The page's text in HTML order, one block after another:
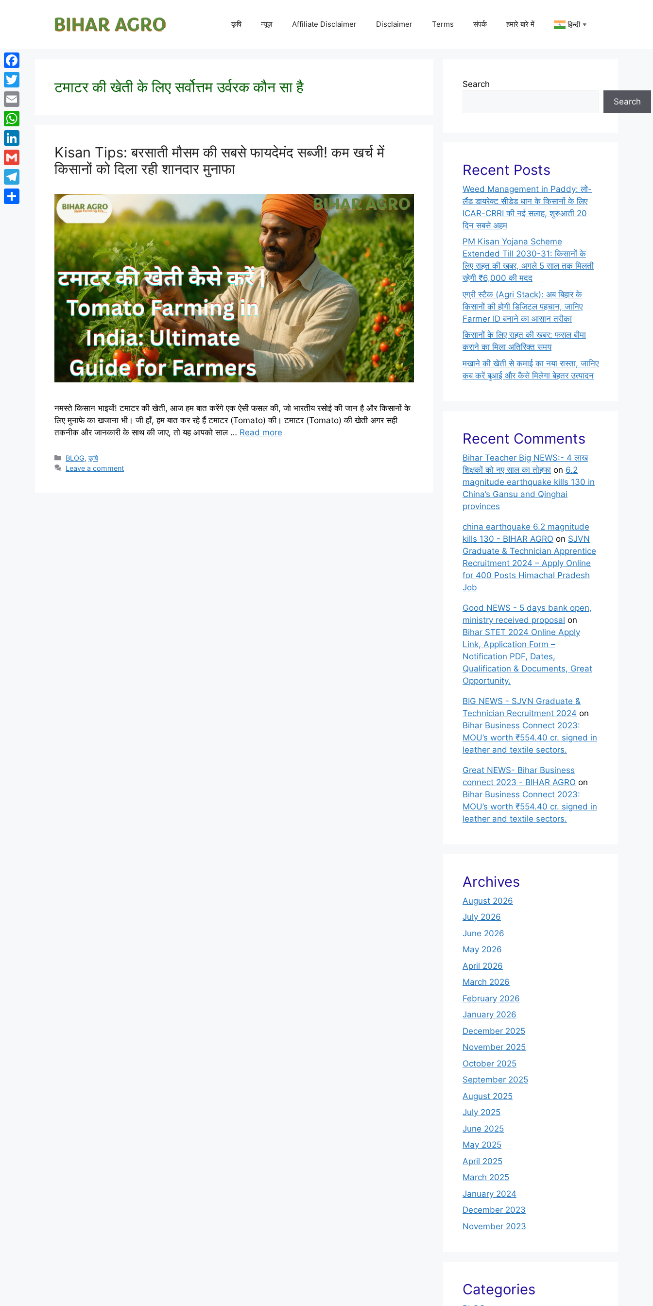
कृषि न्यूज़ Affiliate Disclaimer Disclaimer Terms संपर्क हमारे बारे में हिन्दी ▼
टमाटर की खेती के लिए सर्वोत्तम उर्वरक कौन सा है
Kisan Tips: बरसाती मौसम की सबसे फायदेमंद सब्जी! कम खर्च में
किसानों को दिला रही शानदार मुनाफा
नमस्ते किसान भाइयों! टमाटर की खेती, आज हम बात करेंगे एक ऐसी फसल की, जो भारतीय रसोई की जान है और किसानों के
लिए मुनाफे का खजाना भी। जी हाँ, हम बात कर रहे हैं टमाटर (Tomato) की। टमाटर (Tomato) की खेती अगर सही
तकनीक और जानकारी के साथ की जाए, तो यह आपको साल … Read more
BLOG,कृषि
Leave a comment
Search
Search
Recent Posts
Weed Management in Paddy: लो-
लैंड डायरेक्ट सीडेड धान के किसानों के लिए
ICAR-CRRI की नई सलाह, शुरुआती 20
दिन सबसे अहम
PM Kisan Yojana Scheme
Extended Till 2030-31: किसानों के
लिए राहत की खबर, अगले 5 साल तक मिलती
रहेगी ₹6,000 की मदद
एग्री स्टैक (Agri Stack): अब बिहार के
किसानों की होगी डिजिटल पहचान, जानिए
Farmer ID बनाने का आसान तरीका
किसानों के लिए राहत की खबर: फसल बीमा
कराने का मिला अतिरिक्त समय
मखाने की खेती से कमाई का नया रास्ता, जानिए
कब करें बुआई और कैसे मिलेगा बेहतर उत्पादन
Recent Comments
Bihar Teacher Big NEWS:- 4 लाख
शिक्षकों को नए साल का तोहफा on 6.2
magnitude earthquake kills 130 in
China’s Gansu and Qinghai
provinces
china earthquake 6.2 magnitude
kills 130 - BIHAR AGRO on SJVN
Graduate & Technician Apprentice
Recruitment 2024 – Apply Online
for 400 Posts Himachal Pradesh
Job
Good NEWS - 5 days bank open,
ministry received proposal on
Bihar STET 2024 Online Apply
Link, Application Form –
Notification PDF, Dates,
Qualification & Documents, Great
Opportunity.
BIG NEWS - SJVN Graduate &
Technician Recruitment 2024 on
Bihar Business Connect 2023:
MOU’s worth ₹554.40 cr. signed in
leather and textile sectors.
Great NEWS- Bihar Business
connect 2023 - BIHAR AGRO on
Bihar Business Connect 2023:
MOU’s worth ₹554.40 cr. signed in
leather and textile sectors.
Archives
August 2026
July 2026
June 2026
May 2026
April 2026
March 2026
February 2026
January 2026
December 2025
November 2025
October 2025
September 2025
August 2025
July 2025
June 2025
May 2025
April 2025
March 2025
January 2024
December 2023
November 2023
Categories
Facebook
Twitter
Email
WhatsApp
LinkedIn
Gmail
Telegram